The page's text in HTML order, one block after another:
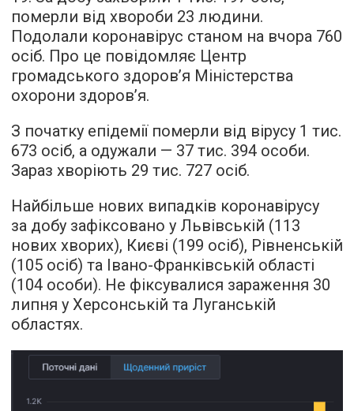
померли від хвороби 23 людини.
Подолали коронавірус станом на вчора 760
осіб. Про це повідомляє Центр
громадського здоров’я Міністерства
охорони здоров’я.
З початку епідемії померли від вірусу 1 тис.
673 осіб, а одужали — 37 тис. 394 особи.
Зараз хворіють 29 тис. 727 осіб.
Найбільше нових випадків коронавірусу
за добу зафіксовано у Львівській (113
нових хворих), Києві (199 осіб), Рівненській
(105 осіб) та Івано-Франківській області
(104 особи). Не фіксувалися зараження 30
липня у Херсонській та Луганській
областях.